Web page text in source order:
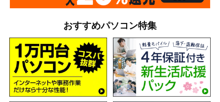
おすすめパソコン特集